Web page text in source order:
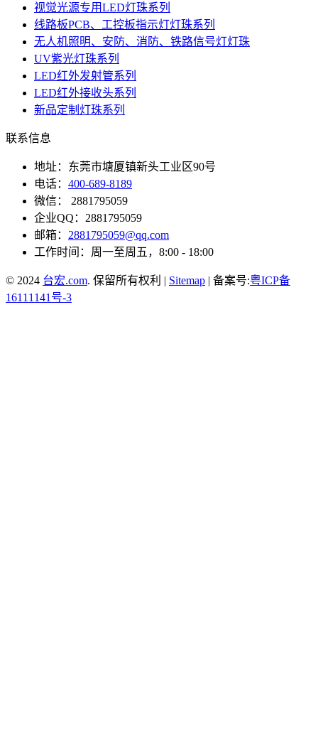
视觉光源专用LED灯珠系列
线路板PCB、工控板指示灯灯珠系列
无人机照明、安防、消防、铁路信号灯灯珠
UV紫光灯珠系列
LED红外发射管系列
LED红外接收头系列
新品定制灯珠系列
联系信息
地址：东莞市塘厦镇新头工业区90号
电话： 400-689-8189
微信： 2881795059
企业QQ：2881795059
邮箱： 2881795059@qq.com
工作时间：周一至周五，8:00 - 18:00
© 2024 台宏.com. 保留所有权利 | Sitemap | 备案号:粤ICP备
16111141号-3